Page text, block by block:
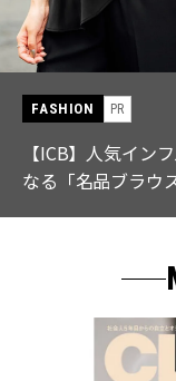
FASHION PR
【ICB】人気イン
なる「名品ブラウ